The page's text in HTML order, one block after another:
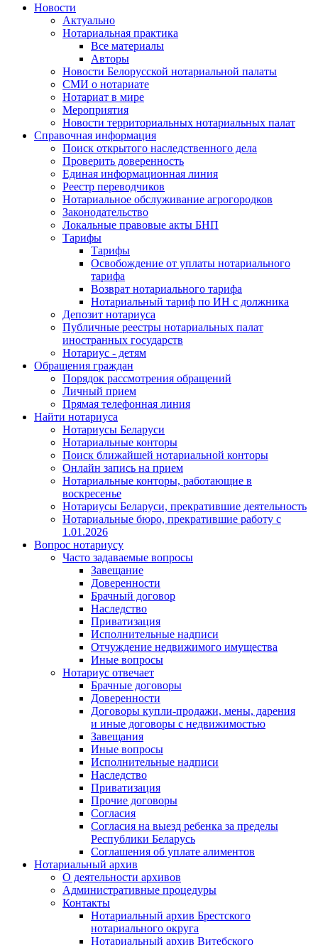
Новости
Актуально
Нотариальная практика
Все материалы
Авторы
Новости Белорусской нотариальной палаты
СМИ о нотариате
Нотариат в мире
Мероприятия
Новости территориальных нотариальных палат
Справочная информация
Поиск открытого наследственного дела
Проверить доверенность
Единая информационная линия
Реестр переводчиков
Нотариальное обслуживание агрогородков
Законодательство
Локальные правовые акты БНП
Тарифы
Тарифы
Освобождение от уплаты нотариального
тарифа
Возврат нотариального тарифа
Нотариальный тариф по ИН с должника
Депозит нотариуса
Публичные реестры нотариальных палат
иностранных государств
Нотариус - детям
Обращения граждан
Порядок рассмотрения обращений
Личный прием
Прямая телефонная линия
Найти нотариуса
Нотариусы Беларуси
Нотариальные конторы
Поиск ближайшей нотариальной конторы
Онлайн запись на прием
Нотариальные конторы, работающие в
воскресенье
Нотариусы Беларуси, прекратившие деятельность
Нотариальные бюро, прекратившие работу с
1.01.2026
Вопрос нотариусу
Часто задаваемые вопросы
Завещание
Доверенности
Брачный договор
Наследство
Приватизация
Исполнительные надписи
Отчуждение недвижимого имущества
Иные вопросы
Нотариус отвечает
Брачные договоры
Доверенности
Договоры купли-продажи, мены, дарения
и иные договоры с недвижимостью
Завещания
Иные вопросы
Исполнительные надписи
Наследство
Приватизация
Прочие договоры
Согласия
Согласия на выезд ребенка за пределы
Республики Беларусь
Соглашения об уплате алиментов
Нотариальный архив
О деятельности архивов
Административные процедуры
Контакты
Нотариальный архив Брестского
нотариального округа
Нотариальный архив Витебского